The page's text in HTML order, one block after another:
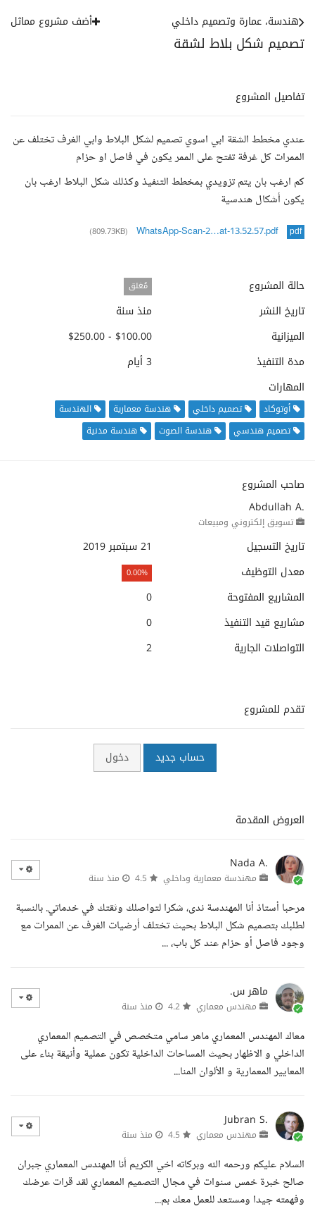
تصميم شكل بلاط لشقة
هندسة، عمارة وتصميم داخلي أضف مشروع مماثل
تفاصيل المشروع
عندي مخطط الشقة ابي اسوي تصميم لشكل البلاط وابي الغرف تختلف عن
الممرات كل غرفة تفتح على الممر يكون في فاصل او حزام
كم ارغب بان يتم تزويدي بمخطط التنفيذ وكذلك شكل البلاط ارغب بان
يكون أشكال هندسية
pdf
WhatsApp-Scan-2…at-13.52.57.pdf
(809.73KB)
حالة المشروع مُغلق
تاريخ النشر
منذ سنة
الميزانية
$100.00 - $250.00
مدة التنفيذ
3 أيام
المهارات
أوتوكاد تصميم داخلي هندسة معمارية
الهندسة
تصميم هندسي
هندسة الصوت هندسة مدنية
صاحب المشروع
Abdullah A.
تسويق إلكتروني ومبيعات
تاريخ التسجيل
21 سبتمبر 2019
معدل التوظيف
0.00%
المشاريع المفتوحة
0
مشاريع قيد التنفيذ
0
التواصلات الجارية
2
تقدم للمشروع
حساب جديد دخول
العروض المقدمة
Nada A.
مهندسة معمارية وداخلي منذ سنة
مرحبا أستاذ أنا المهندسة ندى، شكرا لتواصلك وثقتك في خدماتي. بالنسبة
لطلبك بتصميم شكل البلاط بحيث تختلف أرضيات الغرف عن الممرات مع
وجود فاصل أو حزام عند كل باب، ...
ماهر س.
مهندس معماري منذ سنة
معاك المهندس المعماري ماهر سامي متخصص في التصميم المعماري
الداخلي و الاظهار بحيث المساحات الداخلية تكون عملية وأنيقة بناء على
المعايير المعمارية و الألوان المنا...
Jubran S.
مهندس معماري منذ سنة
السلام عليكم ورحمه الله وبركاته اخي الكريم أنا المهندس المعماري جبران
صالح خبرة خمس سنوات في مجال التصميم المعماري لقد قرات عرضك
وفهمته جيدا ومستعد للعمل معك بم...